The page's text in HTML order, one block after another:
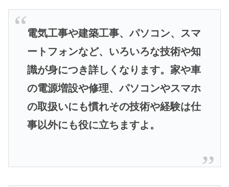
電気工事や建築工事、パソコン、スマ
ートフォンなど、いろいろな技術や知
識が身につき詳しくなります。家や車
の電源増設や修理、パソコンやスマホ
の取扱いにも慣れその技術や経験は仕
事以外にも役に立ちますよ。